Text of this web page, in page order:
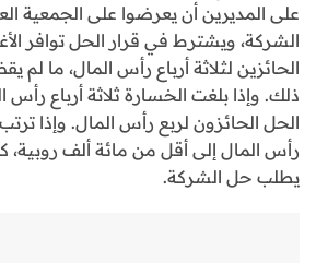
على المديرين أن يعرضوا على الجمعية
الشركة، ويشترط في قرار الحل توافر
الحائزين لثلاثة أرباع رأس المال، ما
ذلك. وإذا بلغت الخسارة ثلاثة أرباع رأس
الحل الحائزون لربع رأس المال. وإذا
رأس المال إلى أقل من مائة ألف
يطلب حل الشركة.